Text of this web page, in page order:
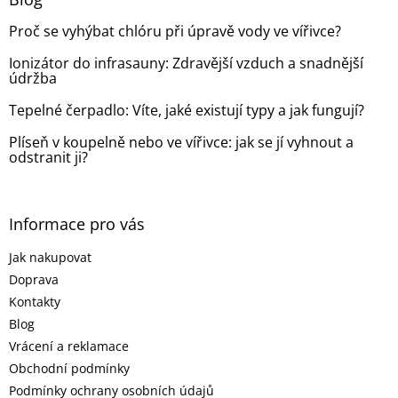
Proč se vyhýbat chlóru při úpravě vody ve vířivce?
Ionizátor do infrasauny: Zdravější vzduch a snadnější
údržba
Tepelné čerpadlo: Víte, jaké existují typy a jak fungují?
Plíseň v koupelně nebo ve vířivce: jak se jí vyhnout a
odstranit ji?
Informace pro vás
Jak nakupovat
Doprava
Kontakty
Blog
Vrácení a reklamace
Obchodní podmínky
Podmínky ochrany osobních údajů